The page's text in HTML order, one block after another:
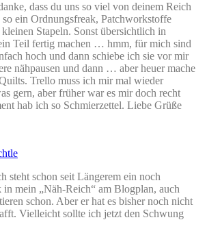
dass du uns so viel von deinem Reich
ein Ordnungsfreak, Patchworkstoffe
Stapeln. Sonst übersichtlich in
Teil fertig machen … hmm, für mich sind
hoch und dann schiebe ich sie vor mir
nähpausen und dann … aber heuer mache
Trello muss ich mir mal wieder
gern, aber früher war es mir doch recht
hab ich so Schmierzettel. Liebe Grüße
steht schon seit Längerem ein noch
mein „Näh-Reich“ am Blogplan, auch
schon. Aber er hat es bisher noch nicht
Vielleicht sollte ich jetzt den Schwung